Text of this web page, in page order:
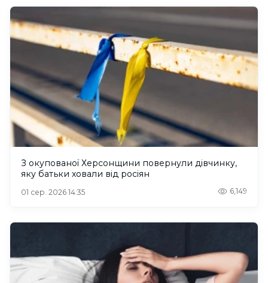
З окупованої Херсонщини повернули дівчинку,
яку батьки ховали від росіян
01 сер. 2026 14:35 6,149